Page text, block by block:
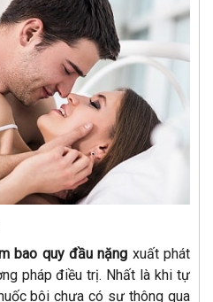
bao quy đầu nặng xuất phát
pháp điều trị. Nhất là khi tự
bôi chưa có sự thông qua